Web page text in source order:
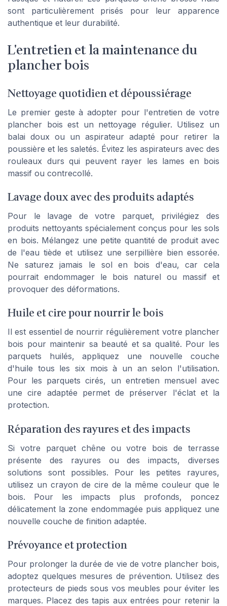
sont particulièrement prisés pour leur apparence
authentique et leur durabilité.
L'entretien et la maintenance du
plancher bois
Nettoyage quotidien et dépoussiérage
Le premier geste à adopter pour l'entretien de votre
plancher bois est un nettoyage régulier. Utilisez un
balai doux ou un aspirateur adapté pour retirer la
poussière et les saletés. Évitez les aspirateurs avec des
rouleaux durs qui peuvent rayer les lames en bois
massif ou contrecollé.
Lavage doux avec des produits adaptés
Pour le lavage de votre parquet, privilégiez des
produits nettoyants spécialement conçus pour les sols
en bois. Mélangez une petite quantité de produit avec
de l'eau tiède et utilisez une serpillière bien essorée.
Ne saturez jamais le sol en bois d'eau, car cela
pourrait endommager le bois naturel ou massif et
provoquer des déformations.
Huile et cire pour nourrir le bois
Il est essentiel de nourrir régulièrement votre plancher
bois pour maintenir sa beauté et sa qualité. Pour les
parquets huilés, appliquez une nouvelle couche
d'huile tous les six mois à un an selon l'utilisation.
Pour les parquets cirés, un entretien mensuel avec
une cire adaptée permet de préserver l'éclat et la
protection.
Réparation des rayures et des impacts
Si votre parquet chêne ou votre bois de terrasse
présente des rayures ou des impacts, diverses
solutions sont possibles. Pour les petites rayures,
utilisez un crayon de cire de la même couleur que le
bois. Pour les impacts plus profonds, poncez
délicatement la zone endommagée puis appliquez une
nouvelle couche de finition adaptée.
Prévoyance et protection
Pour prolonger la durée de vie de votre plancher bois,
adoptez quelques mesures de prévention. Utilisez des
protecteurs de pieds sous vos meubles pour éviter les
marques. Placez des tapis aux entrées pour retenir la